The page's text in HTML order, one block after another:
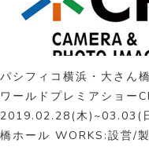
パシフィコ横浜・大さん
ワールドプレミアショー
2019.02.28(木)~03.03(
橋ホール WORKS:設営/